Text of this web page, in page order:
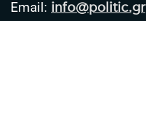
Email: info@politic.gr
Τηλ: